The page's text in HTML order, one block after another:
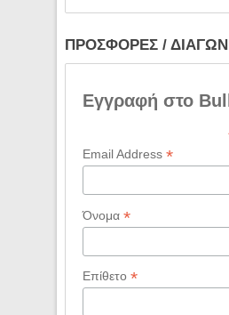
ΠΡΟΣΦΟΡΕΣ /
Εγγραφή στο
Email Address *
Όνομα *
Επίθετο *